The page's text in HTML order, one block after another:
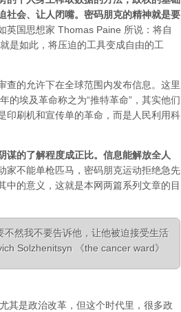
社会、让人闭嘴。密码朋克的精神就是要
英国思想家 Thomas Paine 所说：将自
是如此，将压迫的工具变成自由的工
查的允许下在全球范围内发布信息。这里
的埃及革命称之为“推特革命”，其实他们
印刷机和宣传单的革命，而是人民利用科
谋的了解程度成正比。信息能解放全人
家不能单枪匹马，密码朋克运动拒绝急先
的意义，这就是本网两篇系列文章的目
然我不要告诉他，让他被迫接受生活
Solzhenitsyn 《the cancer ward》
其是政治改革，但这个时代里，很多政